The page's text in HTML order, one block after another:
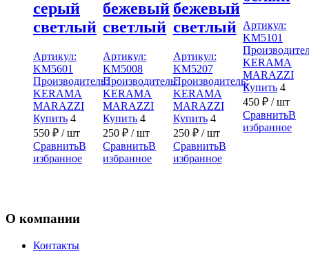
серый
светлый
Артикул:
KM5601
Производитель:
KERAMA
MARAZZI
Купить 4
550 ₽ / шт
СравнитьВ
избранное
бежевый
светлый
Артикул:
KM5008
Производитель:
KERAMA
MARAZZI
Купить 4
250₽ / шт
СравнитьВ
избранное
бежевый
светлый
Артикул:
KM5207
Производитель:
KERAMA
MARAZZI
Купить 4
250 ₽/ шт
СравнитьВ
избранное
Артикул:
KM5101
KERAMA
MARAZZI
Купить 4
450 ₽/ шт
СравнитьВ
избранное
О компании
Контакты